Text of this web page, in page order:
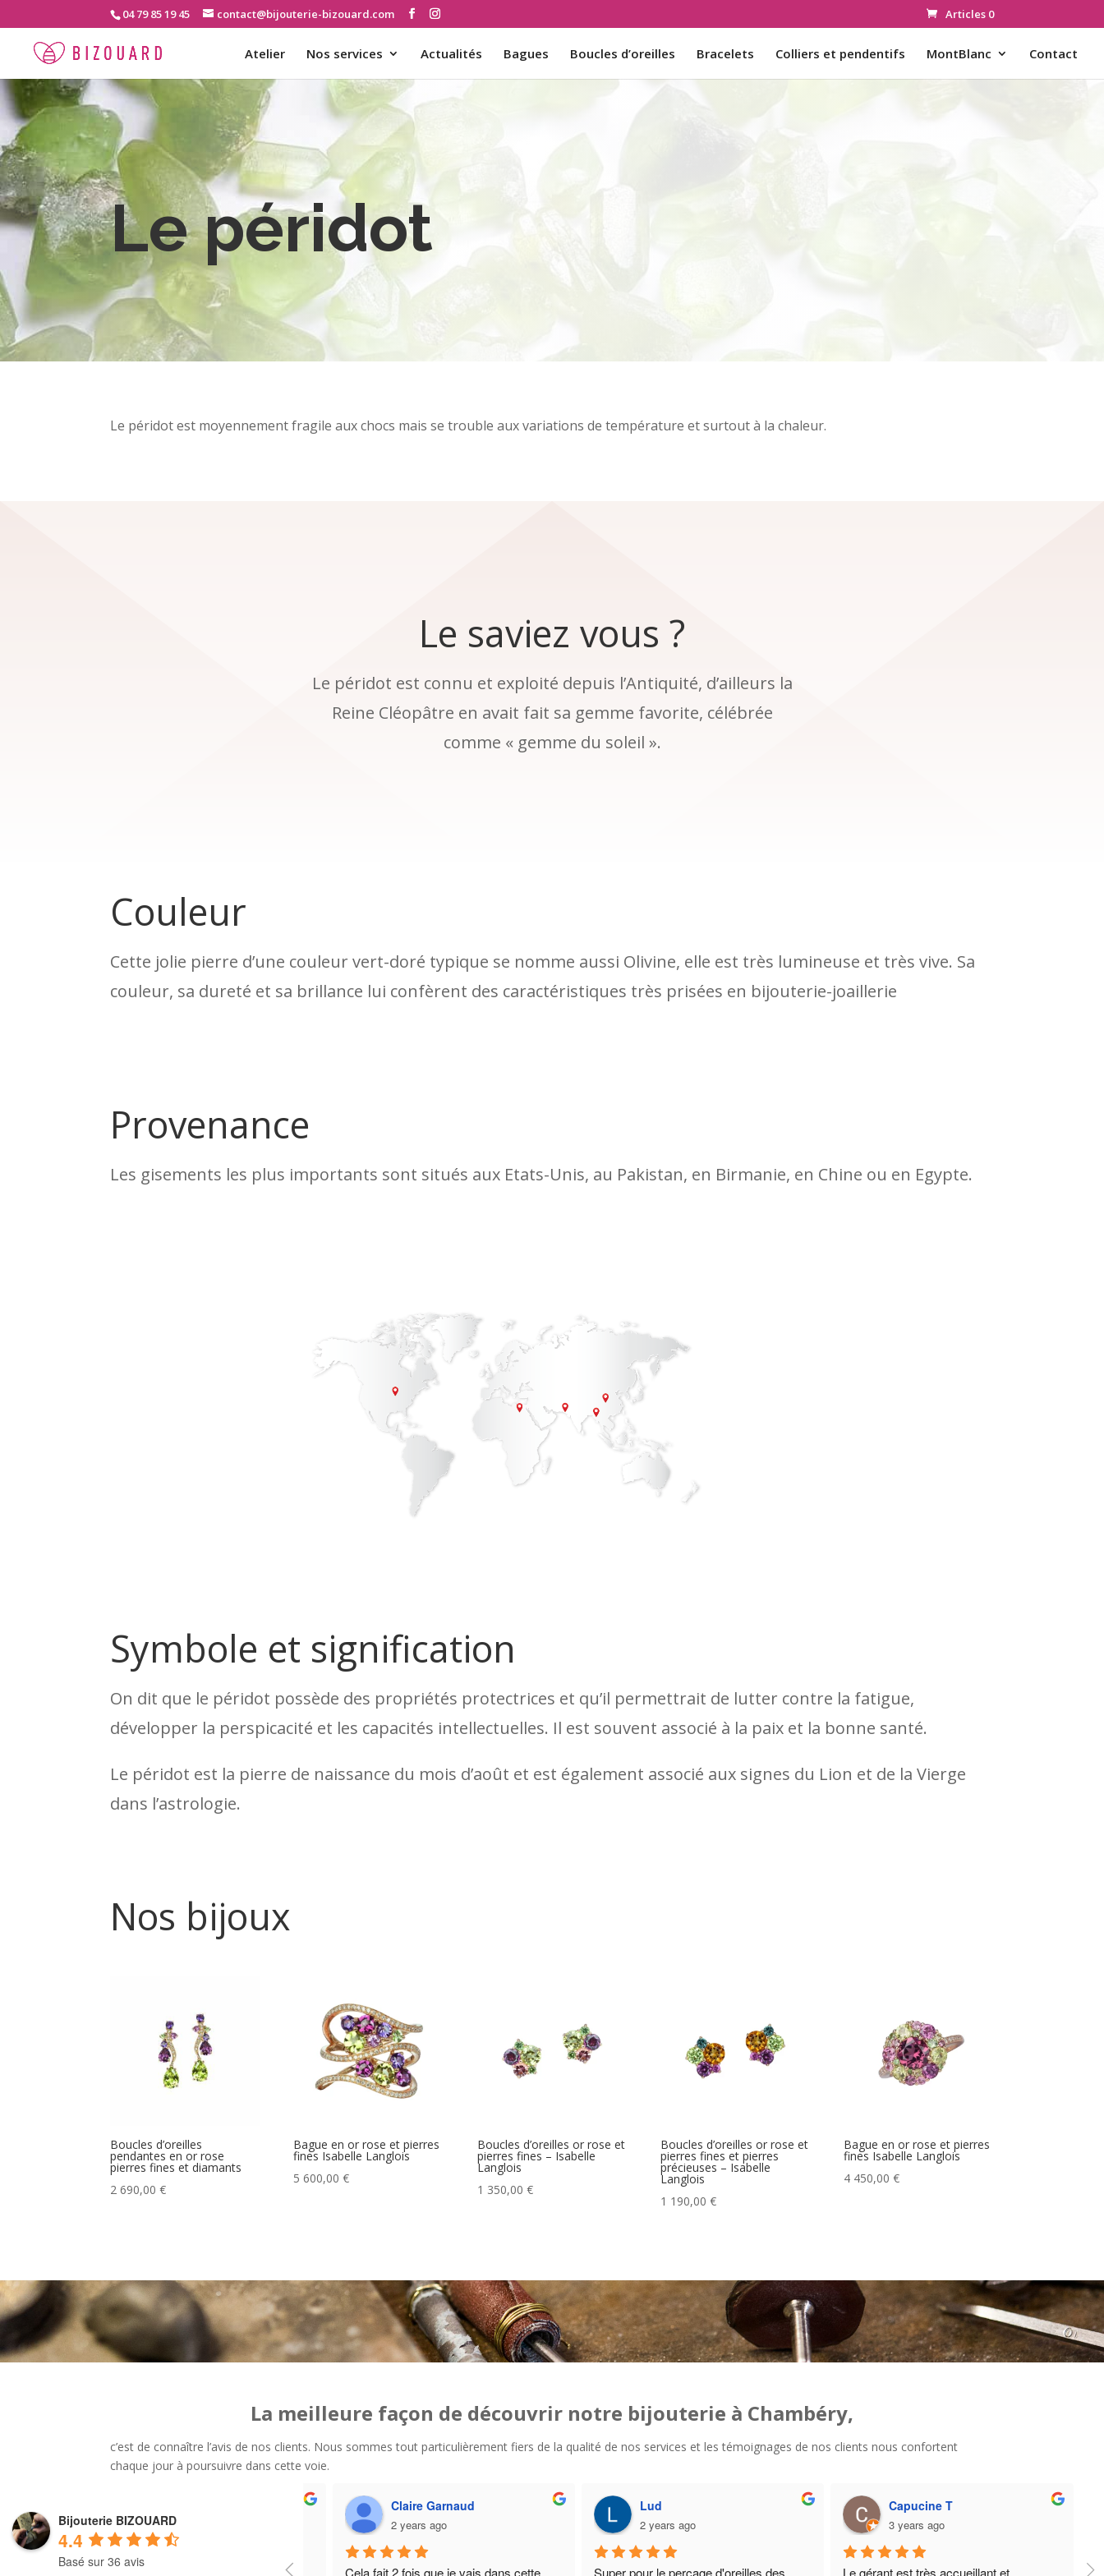
04 79 85 19 45 contact@bijouterie-bizouard.com Articles 0
Atelier Nos services Actualités Bagues Boucles d’oreilles Bracelets Colliers et pendentifs MontBlanc Contact
Le péridot
Le péridot est moyennement fragile aux chocs mais se trouble aux variations de température et surtout à la chaleur.
Le saviez vous ?
Le péridot est connu et exploité depuis l’Antiquité, d’ailleurs la
Reine Cléopâtre en avait fait sa gemme favorite, célébrée
comme « gemme du soleil ».
Couleur
Cette jolie pierre d’une couleur vert-doré typique se nomme aussi Olivine, elle est très lumineuse et très vive. Sa
couleur, sa dureté et sa brillance lui confèrent des caractéristiques très prisées en bijouterie-joaillerie
Provenance
Les gisements les plus importants sont situés aux Etats-Unis, au Pakistan, en Birmanie, en Chine ou en Egypte.
Symbole et signification
On dit que le péridot possède des propriétés protectrices et qu’il permettrait de lutter contre la fatigue,
développer la perspicacité et les capacités intellectuelles. Il est souvent associé à la paix et la bonne santé.
Le péridot est la pierre de naissance du mois d’août et est également associé aux signes du Lion et de la Vierge
dans l’astrologie.
Nos bijoux
Boucles d’oreilles
pendantes en or rose
pierres fines et diamants
2 690,00€
Bague en or rose et pierres
fines Isabelle Langlois
5 600,00€
Boucles d’oreilles or rose et
pierres fines – Isabelle
Langlois
1 350,00 €
Boucles d’oreilles or rose et
pierres fines et pierres
précieuses – Isabelle
Langlois
1 190,00 €
Bague en or rose et pierres
fines Isabelle Langlois
4 450,00 €
La meilleure façon de découvrir notre bijouterie à Chambéry,
c’est de connaître l’avis de nos clients. Nous sommes tout particulièrement fiers de la qualité de nos services et les témoignages de nos clients nous confortent
chaque jour à poursuivre dans cette voie.
Bijouterie BIZOUARD
4.4
Basé sur 36 avis
Annick Maillon
2 years ago
Nous avons été  très bien reçus et
maryline France DM
2 years ago
Très sympa, bons conseils
Claire Garnaud
2 years ago
Cela fait 2 fois que je vais dans cette